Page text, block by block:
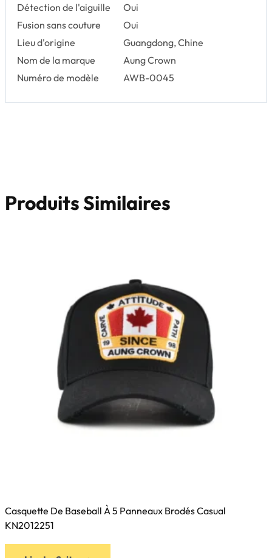
Détection de l'aiguille
Oui
Fusion sans couture
Oui
Lieu d'origine
Guangdong, Chine
Nom de la marque
Aung Crown
Numéro de modèle
AWB-0045
Produits Similaires
Casquette De Baseball À 5 Panneaux Brodés Casual
KN2012251